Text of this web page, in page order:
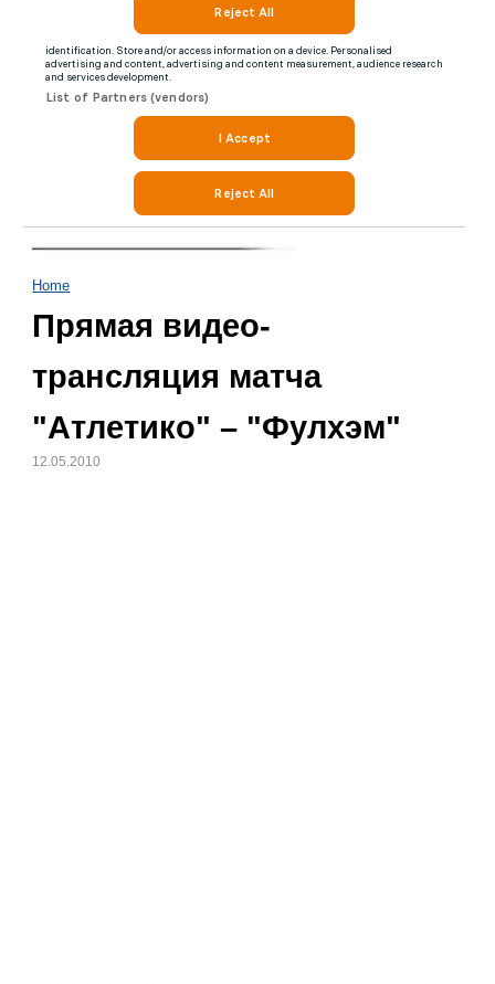
Home
Прямая видео-
трансляция матча
"Атлетико" – "Фулхэм"
12.05.2010